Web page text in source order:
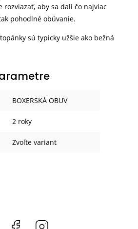
rozviazať, aby sa dali čo najviac
pohodlné obúvanie.
sú typicky užšie ako bežná
BOXERSKÁ OBUV
2 roky
Zvoľte variant
Facebook